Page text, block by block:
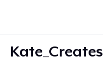
Kate_Creates